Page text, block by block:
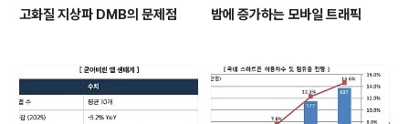
고화질 지상파 DMB의 문제점 밤에 증가하는 모바일 트래픽